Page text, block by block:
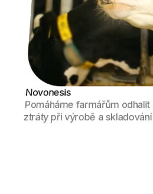
Novonesis
Pomáháme farmářům
ztráty při výrobě a